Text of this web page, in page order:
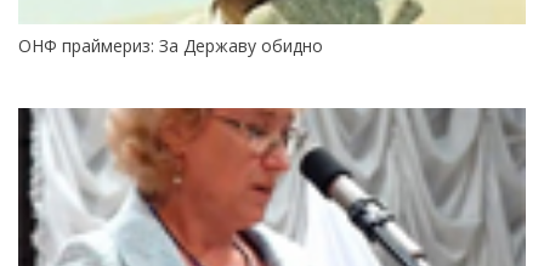
ОНФ праймериз: За Державу обидно